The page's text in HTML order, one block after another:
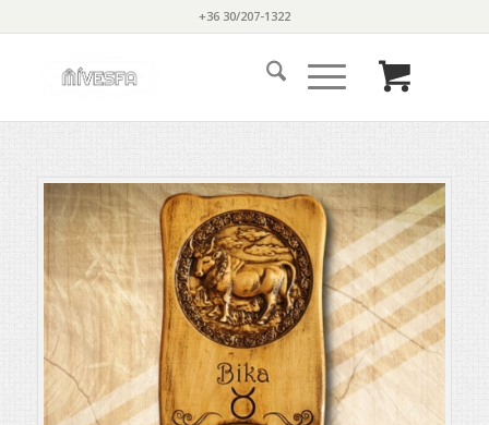
+36 30/207-1322